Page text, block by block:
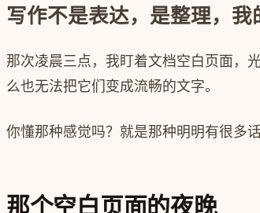
写作不是表达，是整理，
那次凌晨三点，我盯着文档空白页面，
么也无法把它们变成流畅的文字。
你懂那种感觉吗？就是那种明明有很多
那个空白页面的夜晚